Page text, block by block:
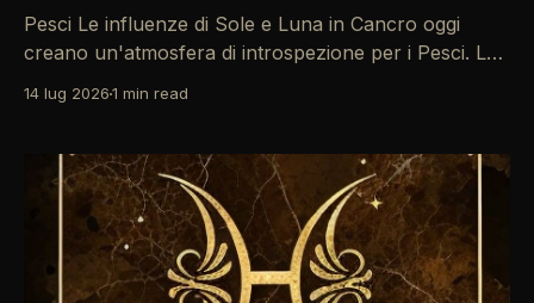
Pesci Le influenze di Sole e Luna in Cancro oggi
creano un'atmosfera di introspezione per i Pesci. Le
Mercurio retrogrado invita a riflettere su
rilasciare ciò che non serve più e prepararsi a nuove
opportunità. L&
14 lug 20261 min read